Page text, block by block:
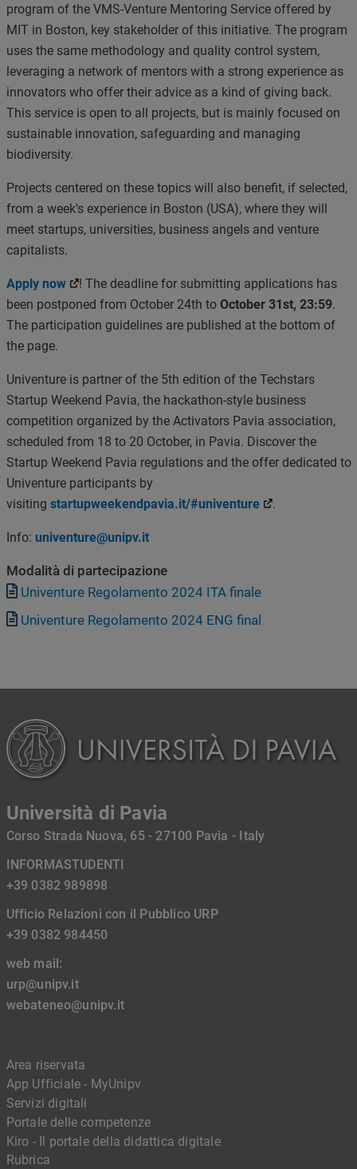
program of the VMS-Venture Mentoring Service offered by
MIT in Boston, key stakeholder of this initiative. The program
uses the same methodology and quality control system,
leveraging a network of mentors with a strong experience as
innovators who offer their advice as a kind of giving back.
This service is open to all projects, but is mainly focused on
sustainable innovation, safeguarding and managing
biodiversity.
Projects centered on these topics will also benefit, if selected,
from a week's experience in Boston (USA), where they will
meet startups, universities, business angels and venture
capitalists.
Apply now ! The deadline for submitting applications has
been postponed from October 24th to October 31st, 23:59.
The participation guidelines are published at the bottom of
the page.
Univenture is partner of the 5th edition of the Techstars
Startup Weekend Pavia, the hackathon-style business
competition organized by the Activators Pavia association,
scheduled from 18 to 20 October, in Pavia. Discover the
Startup Weekend Pavia regulations and the offer dedicated to
Univenture participants by
visiting startupweekendpavia.it/#univenture .
Info: univenture@unipv.it
Modalità di partecipazione
Documento
Univenture Regolamento 2024 ITA finale
Documento
Univenture Regolamento 2024 ENG final
Università di Pavia
Corso Strada Nuova, 65 - 27100 Pavia - Italy
INFORMASTUDENTI
+39 0382 989898
Ufficio Relazioni con il Pubblico URP
+39 0382 984450
web mail:
urp@unipv.it
webateneo@unipv.it
Area riservata
App Ufficiale - MyUnipv
Servizi digitali
Portale delle competenze
Kiro - Il portale della didattica digitale
Rubrica